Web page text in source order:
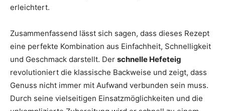
erleichtert.
Zusammenfassend lässt sich sagen, dass dieses Rezept
eine perfekte Kombination aus Einfachheit, Schnelligkeit
und Geschmack darstellt. Der schnelle Hefeteig
revolutioniert die klassische Backweise und zeigt, dass
Genuss nicht immer mit Aufwand verbunden sein muss.
Durch seine vielseitigen Einsatzmöglichkeiten und die